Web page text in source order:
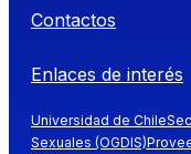
Contactos
Enlaces de interés
Universidad de Chile
Sexuales (OGDIS)